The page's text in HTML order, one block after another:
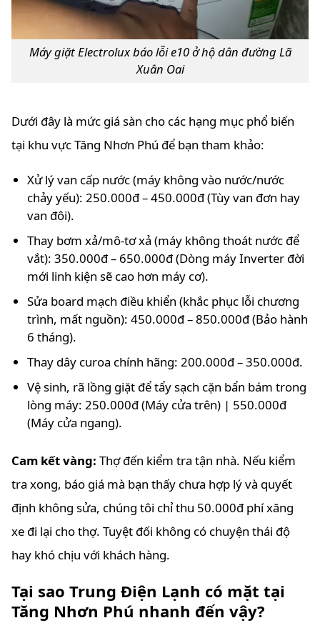
Máy giặt Electrolux báo lỗi e10 ở hộ dân đường Lã
Xuân Oai
Dưới đây là mức giá sàn cho các hạng mục phổ biến
tại khu vực Tăng Nhơn Phú để bạn tham khảo:
Xử lý van cấp nước (máy không vào nước/nước
chảy yếu): 250.000đ – 450.000đ (Tùy van đơn hay
van đôi).
Thay bơm xả/mô-tơ xả (máy không thoát nước để
vắt): 350.000đ – 650.000đ (Dòng máy Inverter đời
mới linh kiện sẽ cao hơn máy cơ).
Sửa board mạch điều khiển (khắc phục lỗi chương
trình, mất nguồn): 450.000đ – 850.000đ (Bảo hành
6 tháng).
Thay dây curoa chính hãng: 200.000đ – 350.000đ.
Vệ sinh, rã lồng giặt để tẩy sạch cặn bẩn bám trong
lòng máy: 250.000đ (Máy cửa trên) | 550.000đ
(Máy cửa ngang).
Cam kết vàng: Thợ đến kiểm tra tận nhà. Nếu kiểm
tra xong, báo giá mà bạn thấy chưa hợp lý và quyết
định không sửa, chúng tôi chỉ thu 50.000đ phí xăng
xe đi lại cho thợ. Tuyệt đối không có chuyện thái độ
hay khó chịu với khách hàng.
Tại sao Trung Điện Lạnh có mặt tại
Tăng Nhơn Phú nhanh đến vậy?